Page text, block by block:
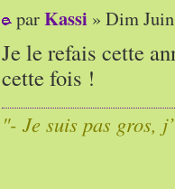
parKassi » Dim
Je le refais cette
cette fois !
"- Je suis pas gros,